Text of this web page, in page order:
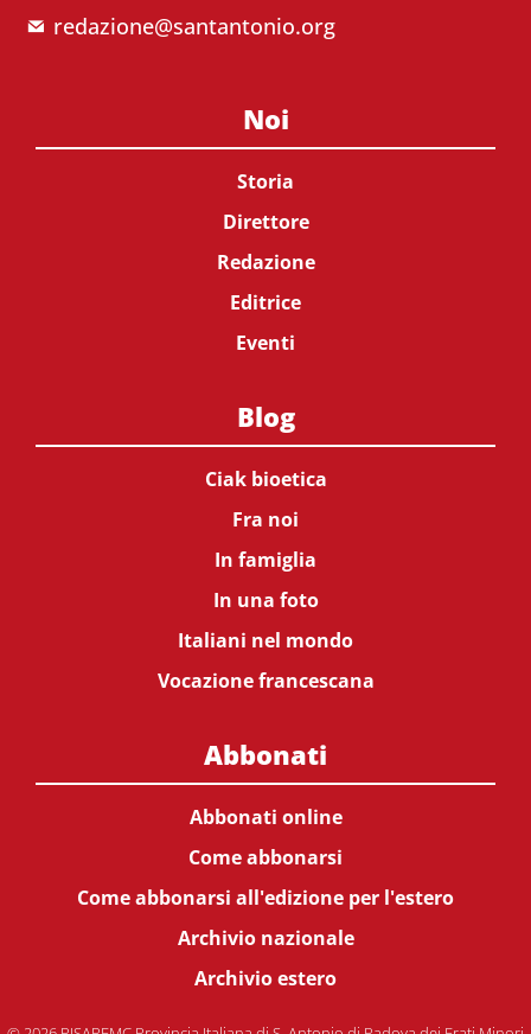
redazione@santantonio.org
Noi
Storia
Direttore
Redazione
Editrice
Eventi
Blog
Ciak bioetica
Fra noi
In famiglia
In una foto
Italiani nel mondo
Vocazione francescana
Abbonati
Abbonati online
Come abbonarsi
Come abbonarsi all'edizione per l'estero
Archivio nazionale
Archivio estero